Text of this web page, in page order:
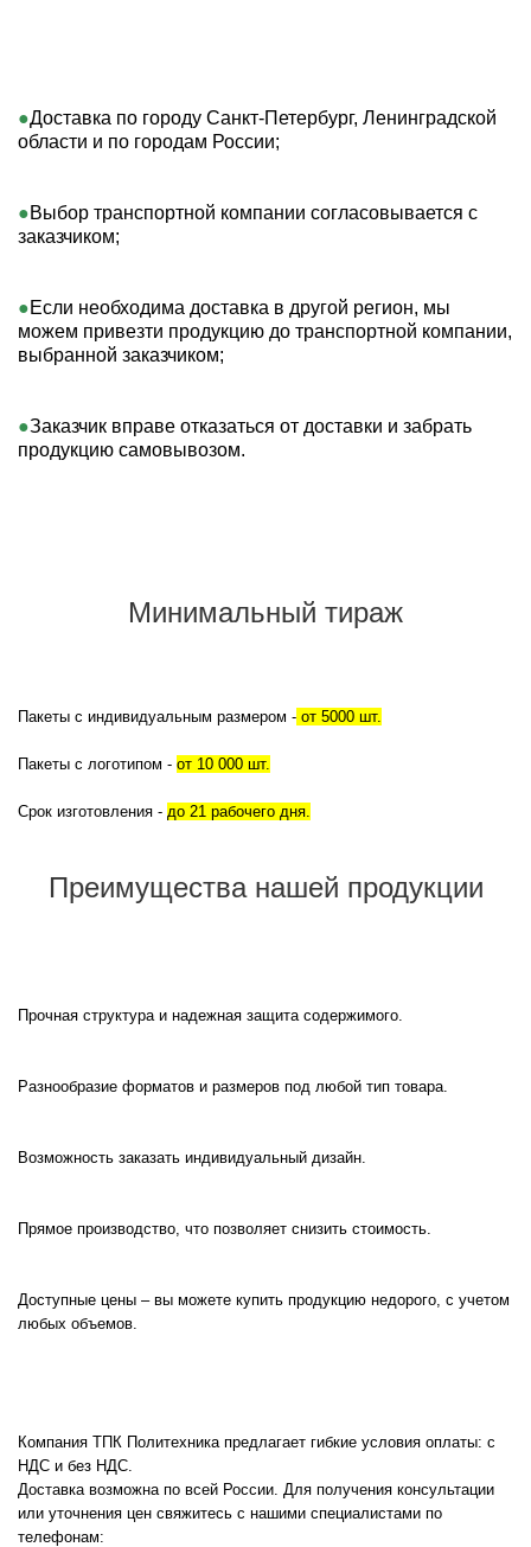
Доставка по городу Санкт-Петербург, Ленинградской
области и по городам России;
Выбор транспортной компании согласовывается с
заказчиком;
Если необходима доставка в другой регион, мы
можем привезти продукцию до транспортной компании,
выбранной заказчиком;
Заказчик вправе отказаться от доставки и забрать
Минимальный тираж
Пакеты с индивидуальным размером - от 5000 шт.
Пакеты с логотипом - от 10 000 шт.
Срок изготовления - до 21 рабочего дня.
Преимущества нашей продукции
Прочная структура и надежная защита содержимого.
Разнообразие форматов и размеров под любой тип товара.
Возможность заказать индивидуальный дизайн.
Прямое производство, что позволяет снизить стоимость.
Доступные цены – вы можете купить продукцию недорого, с учетом
любых объемов.
Компания ТПК Политехника предлагает гибкие условия оплаты: с
НДС и без НДС.
Доставка возможна по всей России. Для получения консультации
или уточнения цен свяжитесь с нашими специалистами по
телефонам: